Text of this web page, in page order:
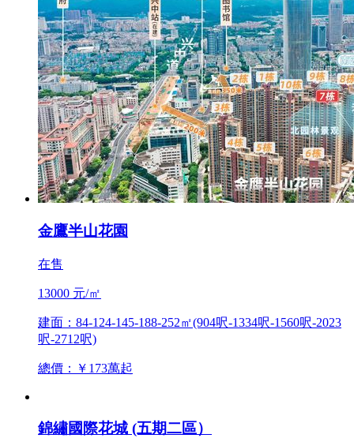
金鷹半山花園
在售
13000 元/㎡
建面：84-124-145-188-252㎡(904呎-1334呎-1560呎-2023
呎-2712呎)
總價：￥173萬起
錦繡國際花城 (五期二區）